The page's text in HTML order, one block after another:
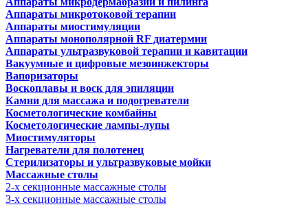
Аппараты микротоковой терапии
Аппараты миостимуляции
Аппараты монополярной RF диатермии
Аппараты ультразвуковой терапии и кавитации
Вакуумные и цифровые мезоинжекторы
Вапоризаторы
Воскоплавы и воск для эпиляции
Камни для массажа и подогреватели
Косметологические комбайны
Косметологические лампы-лупы
Миостимуляторы
Нагреватели для полотенец
Стерилизаторы и ультразвуковые мойки
Массажные столы
2-х секционные массажные столы
3-х секционные массажные столы